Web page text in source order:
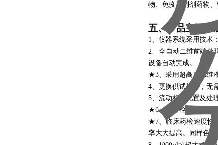
物、免疫抑制剂药物
五、产品主要 功
1、仪器系统采用技术
2、全自动二维前端处
设备自动完成。
★3、采用超高压二维
4、更换供试样品，无
5、流动相的配置及处
★6、仪器检测准确度
★7、临床药检速度快
率大大提高。同样色